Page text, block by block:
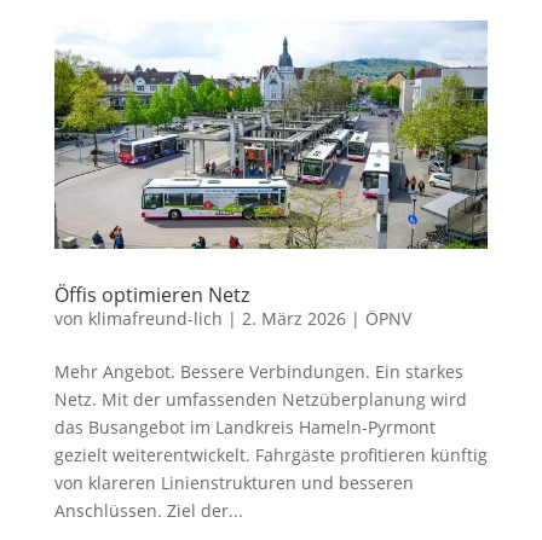
Öffis optimieren Netz
von klimafreund-lich | 2. März 2026| ÖPNV
Mehr Angebot. Bessere Verbindungen. Ein starkes
Netz. Mit der umfassenden Netzüberplanung wird
das Busangebot im Landkreis Hameln-Pyrmont
gezielt weiterentwickelt. Fahrgäste profitieren künftig
von klareren Linienstrukturen und besseren
Anschlüssen. Ziel der...